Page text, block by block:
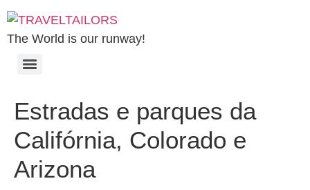
The World is our runway!
Estradas e parques da
Califórnia, Colorado e
Arizona